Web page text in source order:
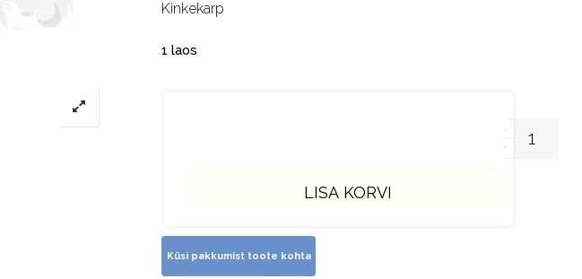
Kinkekarp
1 laos
LISA KORVI